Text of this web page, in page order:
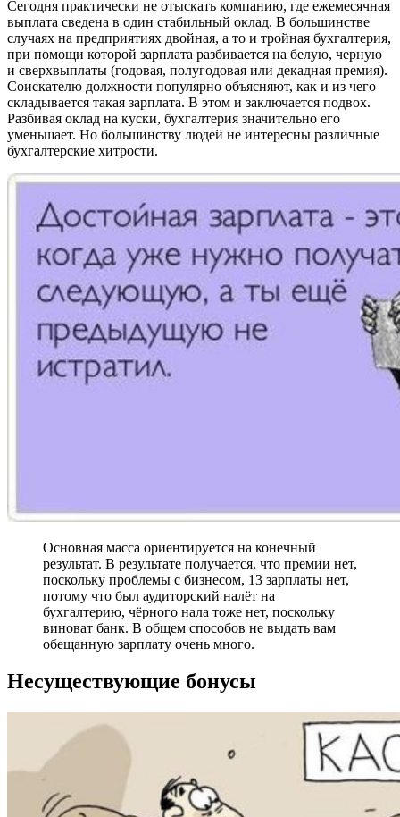
Сегодня практически не отыскать компанию, где ежемесячная
выплата сведена в один стабильный оклад. В большинстве
случаях на предприятиях двойная, а то и тройная бухгалтерия,
при помощи которой зарплата разбивается на белую, черную
и сверхвыплаты (годовая, полугодовая или декадная премия).
Соискателю должности популярно объясняют, как и из чего
складывается такая зарплата. В этом и заключается подвох.
Разбивая оклад на куски, бухгалтерия значительно его
уменьшает. Но большинству людей не интересны различные
бухгалтерские хитрости.
Основная масса ориентируется на конечный
результат. В результате получается, что премии нет,
поскольку проблемы с бизнесом, 13 зарплаты нет,
потому что был аудиторский налёт на
бухгалтерию, чёрного нала тоже нет, поскольку
виноват банк. В общем способов не выдать вам
обещанную зарплату очень много.
Несуществующие бонусы